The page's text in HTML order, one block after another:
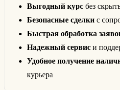
Выгодный курс без
Безопасные сделки с
Быстрая обработка
Надежный сервис и
Удобное получение
курьера